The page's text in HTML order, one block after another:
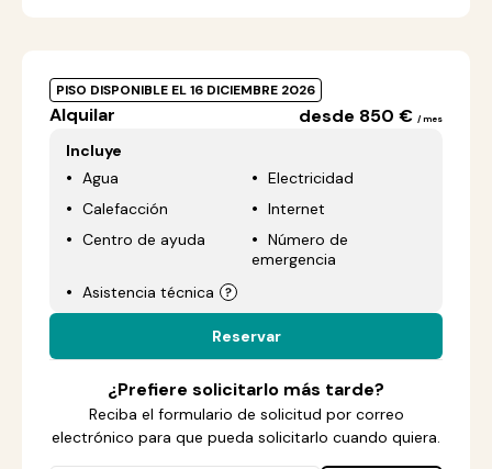
PISO DISPONIBLE EL 16 DICIEMBRE 2026
Alquilar desde 850 € / mes
Incluye
Agua
Electricidad
Calefacción
Internet
Centro de ayuda
Número de
emergencia
Asistencia técnica
Reservar
¿Prefiere solicitarlo más tarde?
Reciba el formulario de solicitud por correo
electrónico para que pueda solicitarlo cuando quiera.